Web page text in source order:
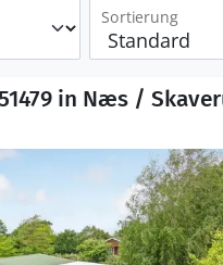
Sortierung
in Næs /